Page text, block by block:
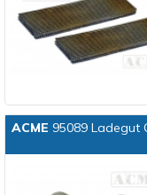
ACME 95089 Ladegut